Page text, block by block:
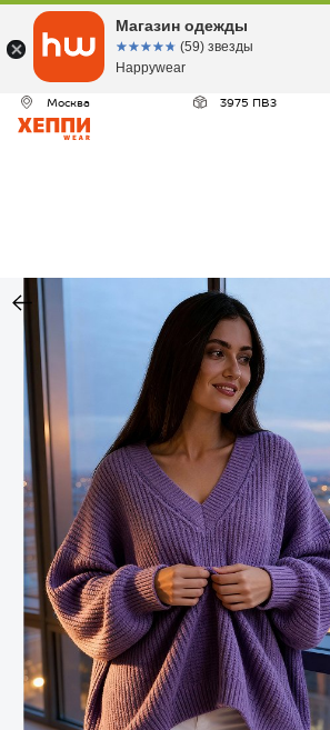
Москва 3975 ПВЗ
Магазин одежды
☆☆☆☆☆
★★★★★ (59) звезды
Happywear